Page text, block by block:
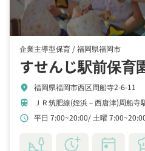
企業主導型保育 /福岡県福岡市
すせんじ駅前保育
location_on 福岡県福岡市西区周船寺2-6-11
train ＪＲ筑肥線(姪浜－西唐津)周船寺
schedule 平日 7:00~20:00 土曜